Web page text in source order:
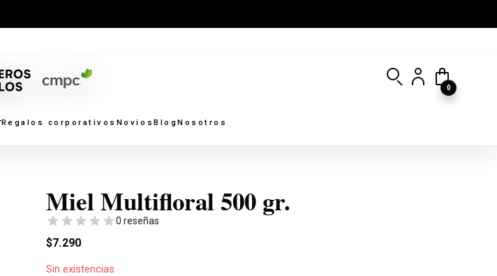
Regalos corporativos NoviosBlogNosotros
0
Miel Multifloral 500 gr.
0 reseñas
$7.290
Sin existencias